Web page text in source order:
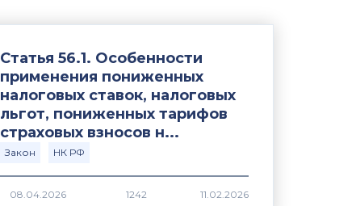
Статья 56.1. Особенности
применения пониженных
налоговых ставок, налоговых
льгот, пониженных тарифов
страховых взносов н...
Закон НК РФ
1242